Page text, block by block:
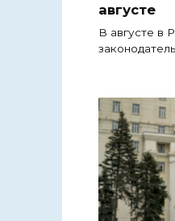
августе
В августе в